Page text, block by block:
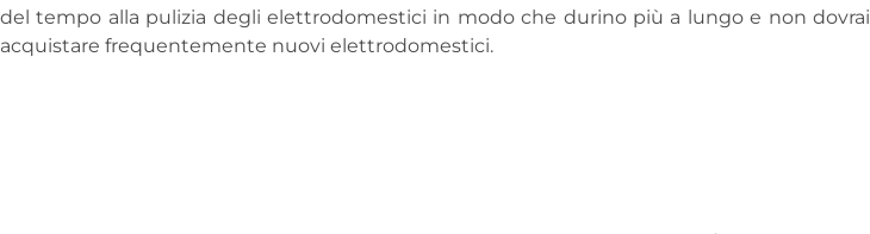
del tempo alla pulizia degli elettrodomestici in modo che durino più a lungo e non dovrai
acquistare frequentemente nuovi elettrodomestici.